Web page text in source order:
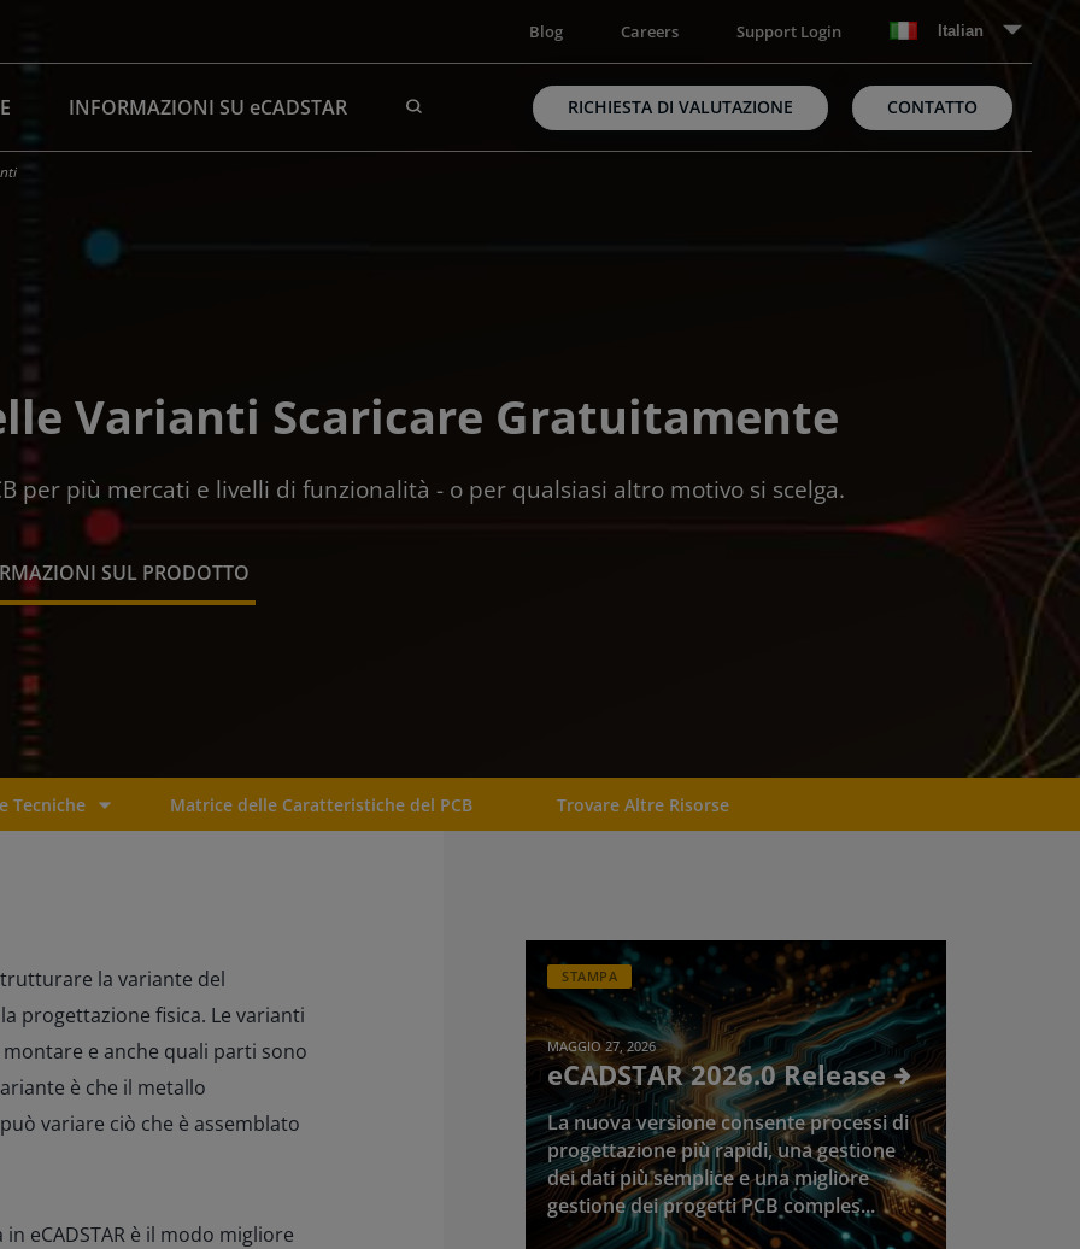
Blog Careers Support Login Italian
INFORMAZIONI SU eCADSTAR RICHIESTA DI VALUTAZIONE CONTATTO
Varianti Scaricare Gratuitamente
per più mercati e livelli di funzionalità - o per qualsiasi altro motivo si scelga.
SUL PRODOTTO
Tecniche Matrice delle Caratteristiche del PCB Trovare Altre Risorse
la variante del
progettazione fisica. Le varianti
e anche quali parti sono
è che il metallo
variare ciò che è assemblato
eCADSTAR è il modo migliore
STAMPA
MAGGIO 27, 2026
eCADSTAR 2026.0 Release
La nuova versione consente processi di
progettazione più rapidi, una gestione
dei dati più semplice e una migliore
gestione dei progetti PCB comples...